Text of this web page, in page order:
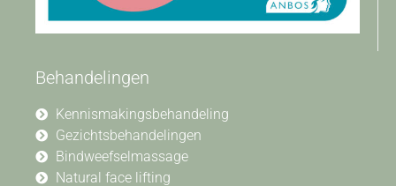
Behandelingen
Kennismakingsbehandeling
Gezichtsbehandelingen
Bindweefselmassage
Natural face lifting